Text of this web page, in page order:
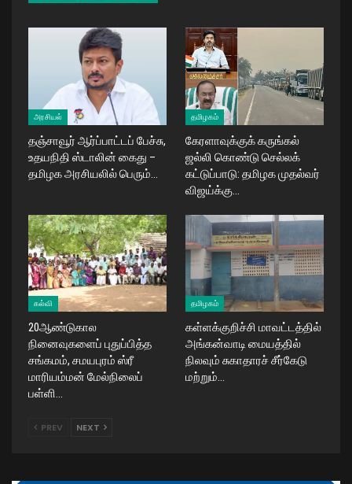
அரசியல்
தஞ்சாவூர் ஆர்ப்பாட்டப் பேச்சு,
உதயநிதி ஸ்டாலின் கைது –
தமிழக அரசியலில் பெரும்…
தமிழகம்
கேரளாவுக்குக் கருங்கல்
ஜல்லி கொண்டு செல்லக்
கட்டுப்பாடு: தமிழக முதல்வர்
விஜய்க்கு…
கல்வி
20ஆண்டுகால
நினைவுகளைப் புதுப்பித்த
சங்கமம், சமயபுரம் ஸ்ரீ
மாரியம்மன் மேல்நிலைப்
பள்ளி…
தமிழகம்
கள்ளக்குறிச்சி மாவட்டத்தில்
அங்கன்வாடி மையத்தில்
நிலவும் சுகாதாரச் சீர்கேடு
மற்றும்…
PREV NEXT